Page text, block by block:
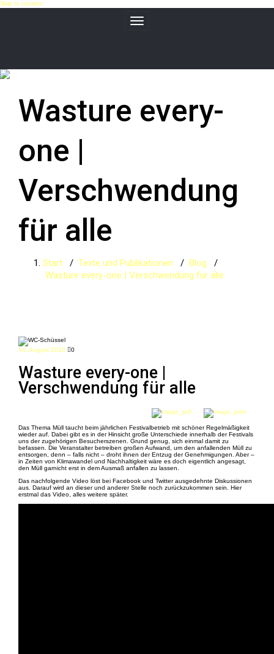
Skip to content
Toggle navigation
Wasture every-
one |
Verschwendung
für alle
Start / Texte und Publikationen / Blog /
Wasture every-one | Verschwendung für alle
14. August 2018 0
Wasture every-one |
Verschwendung für alle
Das Thema Müll taucht beim jährlichen Festivalbetrieb mit schöner Regelmäßigkeit
wieder auf. Dabei gibt es in der Hinsicht große Unterschiede innerhalb der Festivals
uns der zugehörigen Besucherszenen. Grund genug, sich einmal damit zu
befassen. Die Veranstalter betreiben großen Aufwand, um den anfallenden Müll zu
entsorgen, denn – falls nicht – droht ihnen der Entzug der Genehmigungen. Aber –
in Zeiten von Klimawandel und Nachhaltigkeit wäre es doch eigentlich angesagt,
den Müll garnicht erst in dem Ausmaß anfallen zu lassen.
Das nachfolgende Video löst bei Facebook und Twitter ausgedehnte Diskussionen
aus. Darauf wird an dieser und anderer Stelle noch zurückzukommen sein. Hier
erstmal das Video, alles weitere später.